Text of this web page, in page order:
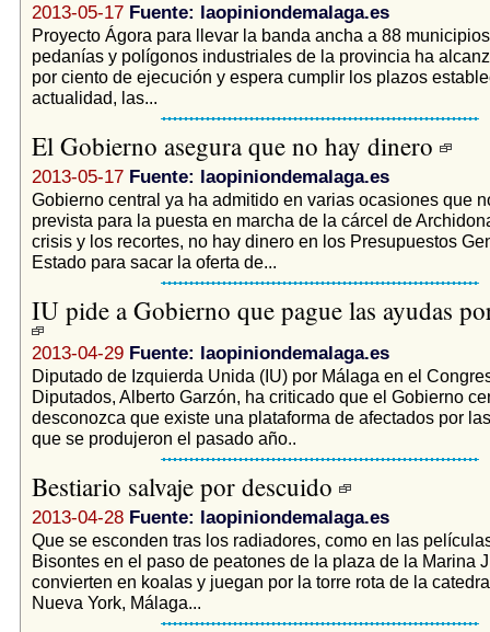
2013-05-17 Fuente: laopiniondemalaga.es
Proyecto Ágora para llevar la banda ancha a 88
pedanías y polígonos industriales de la provincia ha
por ciento de ejecución y espera cumplir los plazos
actualidad, las...
El Gobierno asegura que no hay dinero
2013-05-17 Fuente: laopiniondemalaga.es
Gobierno central ya ha admitido en varias ocasiones que
prevista para la puesta en marcha de la cárcel de
crisis y los recortes, no hay dinero en los Presupuestos
Estado para sacar la oferta de...
IU pide a Gobierno que pague las ayudas
2013-04-29 Fuente: laopiniondemalaga.es
Diputado de Izquierda Unida (IU) por Málaga en el
Diputados, Alberto Garzón, ha criticado que el Gobierno
desconozca que existe una plataforma de afectados por
que se produjeron el pasado año..
Bestiario salvaje por descuido
2013-04-28 Fuente: laopiniondemalaga.es
Que se esconden tras los radiadores, como en las
Bisontes en el paso de peatones de la plaza de la Marina
convierten en koalas y juegan por la torre rota de la
Nueva York, Málaga...